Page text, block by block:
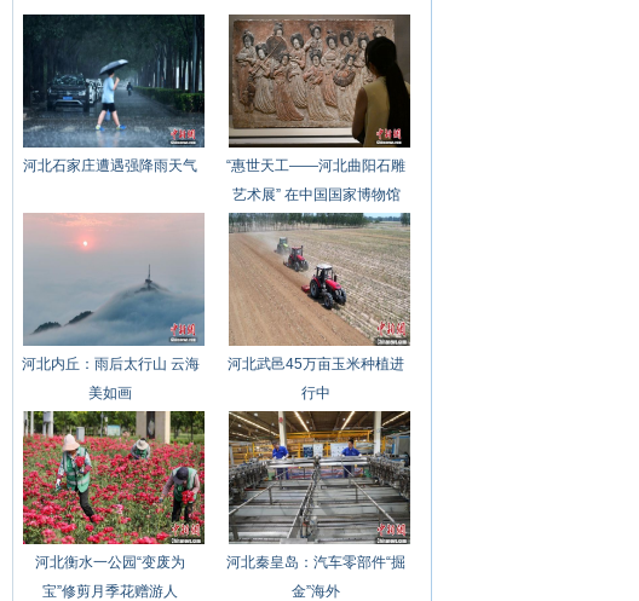
河北石家庄遭遇强降雨天气
“惠世天工——河北曲阳石雕
艺术展” 在中国国家博物馆
开幕
河北内丘：雨后太行山 云海
美如画
河北武邑45万亩玉米种植进
行中
河北衡水一公园“变废为
宝”修剪月季花赠游人
河北秦皇岛：汽车零部件“掘
金”海外